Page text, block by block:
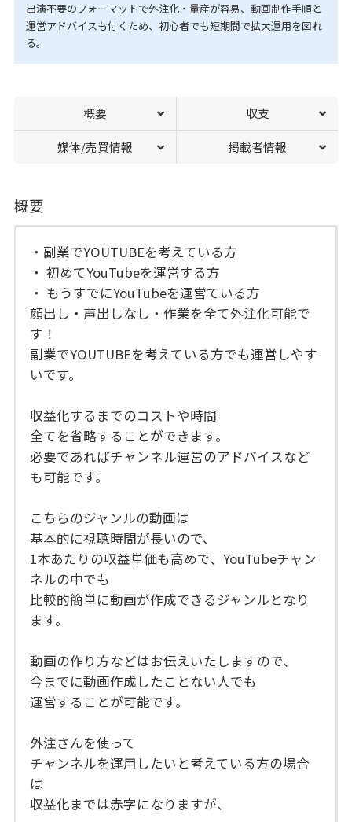
出演不要のフォーマットで外注化・量産が容易、動画制作手順と
運営アドバイスも付くため、初心者でも短期間で拡大運用を図れ
る。
概要 収支
媒体/売買情報 掲載者情報
概要
・副業でYOUTUBEを考えている方
・ 初めてYouTubeを運営する方
・ もうすでにYouTubeを運営ている方
顔出し・声出しなし・作業を全て外注化可能で
す！
副業でYOUTUBEを考えている方でも運営しやす
いです。
収益化するまでのコストや時間
全てを省略することができます。
必要であればチャンネル運営のアドバイスなど
も可能です。
こちらのジャンルの動画は
基本的に視聴時間が長いので、
1本あたりの収益単価も高めで、YouTubeチャン
ネルの中でも
比較的簡単に動画が作成できるジャンルとなり
ます。
動画の作り方などはお伝えいたしますので、
今までに動画作成したことない人でも
運営することが可能です。
外注さんを使って
チャンネルを運用したいと考えている方の場合
は
収益化までは赤字になりますが、